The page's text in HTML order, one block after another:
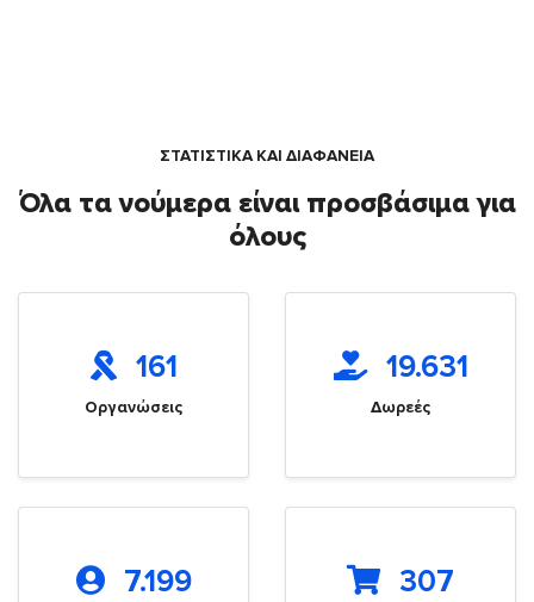
ΣΤΑΤΙΣΤΙΚΑ ΚΑΙ ΔΙΑΦΑΝΕΙΑ
Όλα τα νούμερα είναι προσβάσιμα για
όλους
161
Οργανώσεις
19.631
Δωρεές
7.199 307